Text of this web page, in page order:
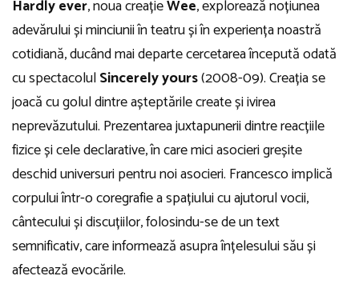
Hardly ever, noua creațieWee, explorează noțiunea
adevărului și minciunii în teatru și în experiența noastră
cotidiană, ducând mai departe cercetarea începută odată
cu spectacolulSincerely yours(2008-09). Creația se
joacă cu golul dintre așteptările create și ivirea
neprevăzutului. Prezentarea juxtapunerii dintre reacțiile
fizice și cele declarative, în care mici asocieri greșite
deschid universuri pentru noi asocieri. Francesco implică
corpului într-o coregrafie a spațiului cu ajutorul vocii,
cântecului și discuțiilor, folosindu-se de un text
semnificativ, care informează asupra înțelesului său și
afectează evocările.